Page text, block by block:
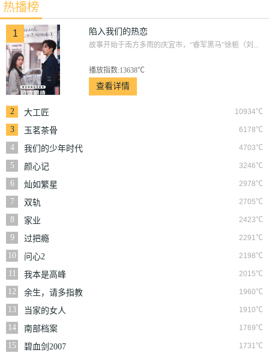
热播榜
1 陷入我们的热恋
故事开始于南方多雨的庆宜市，“睿军黑马”徐栀（刘...
播放指数:13638℃
查看详情
2 10934℃
大工匠
3
6178℃
玉茗茶骨
4
4703℃
我们的少年时代
5
3246℃
颜心记
6
2978℃
灿如繁星
7
2705℃
双轨
8
2423℃
家业
9
2291℃
过把瘾
10
2198℃
问心2
11
2015℃
我本是高峰
12
1960℃
余生，请多指教
13
1910℃
当家的女人
14
1769℃
南部档案
15
1731℃
碧血剑2007